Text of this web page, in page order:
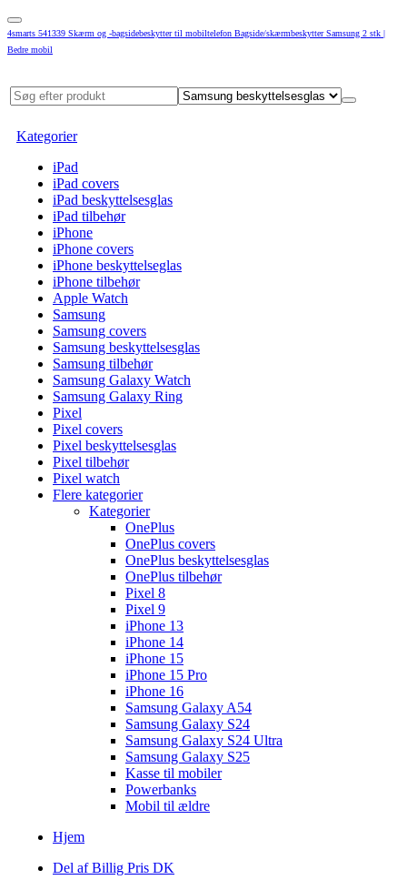
4smarts 541339 Skærm og -bagsidebeskytter til mobiltelefon Bagside/skærmbeskytter Samsung 2 stk |
Bedre mobil
Kategorier
iPad
iPad covers
iPad beskyttelsesglas
iPad tilbehør
iPhone
iPhone covers
iPhone beskyttelseglas
iPhone tilbehør
Apple Watch
Samsung
Samsung covers
Samsung beskyttelsesglas
Samsung tilbehør
Samsung Galaxy Watch
Samsung Galaxy Ring
Pixel
Pixel covers
Pixel beskyttelsesglas
Pixel tilbehør
Pixel watch
Flere kategorier
Kategorier
OnePlus
OnePlus covers
OnePlus beskyttelsesglas
OnePlus tilbehør
Pixel 8
Pixel 9
iPhone 13
iPhone 14
iPhone 15
iPhone 15 Pro
iPhone 16
Samsung Galaxy A54
Samsung Galaxy S24
Samsung Galaxy S24 Ultra
Samsung Galaxy S25
Kasse til mobiler
Powerbanks
Mobil til ældre
Hjem
Del af Billig Pris DK